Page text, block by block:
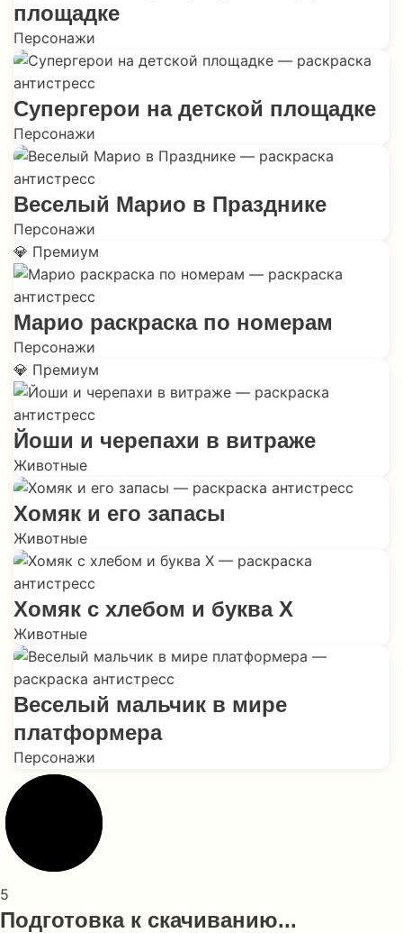
площадке
Персонажи
Супергерои на детской площадке
Персонажи
Веселый Марио в Празднике
Персонажи
💎 Премиум
Марио раскраска по номерам
Персонажи
💎 Премиум
Йоши и черепахи в витраже
Животные
Хомяк и его запасы
Животные
Хомяк с хлебом и буква X
Животные
Веселый мальчик в мире
платформера
Персонажи
5
Подготовка к скачиванию...